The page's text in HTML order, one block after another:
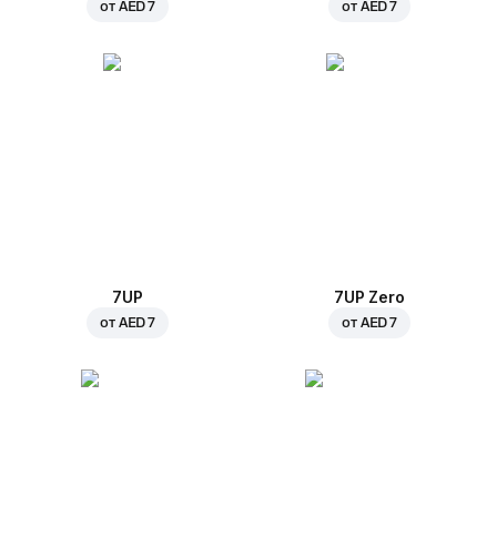
от AED 7 от AED 7
7UP
от AED 7
7UP Zero
от AED 7